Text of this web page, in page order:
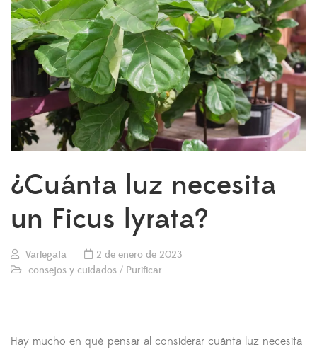
¿Cuánta luz necesita
un Ficus lyrata?
Variegata
2 de enero de 2023
consejos y cuidados / Purificar
Hay mucho en qué pensar al considerar cuánta luz necesita